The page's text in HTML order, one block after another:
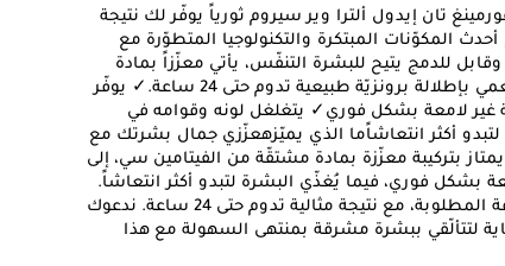
تان إيدول ألترا وير سيروم ثورياً يوفّر لك نتيجة
أحدث المكوّنات المبتكرة والتكنولوجيا المتطوّرة مع
للدمج يتيح للبشرة التنفّس، يأتي معزّزاً بمادة
مشتقّة من الفيتامين سي، إلى جانب الفيتامين إي وزيت المورينغا لتنعمي بإطلالة برونزيّة طبيعية تدوم حتى 24 ساعة.✓ يوفّر
غير لامعة بشكل فوري✓ يتغلغل لونه وقوامه في
لتبدو أكثر انتعاشاًما الذي يميّزهعزّزي جمال بشرتك مع
بتركيبة معزّزة بمادة مشتقّة من الفيتامين سي، إلى
بشكل فوري، فيما يُغذّي البشرة لتبدو أكثر انتعاشاً.
يوفّر هذا المستحضر تغطية قابلة للتعزيز تتيح لك الحصول على الكثافة المطلوبة، مع نتيجة مثالية تدوم حتى 24 ساعة. ندعوك
التي تضمّ 7 ألوان مختارة بعناية لتتألّقي ببشرة مشرقة بمنتهى السهولة مع هذا